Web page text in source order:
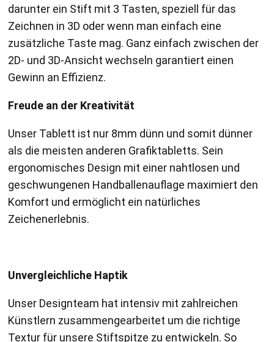
darunter ein Stift mit 3 Tasten, speziell für das
Zeichnen in 3D oder wenn man einfach eine
zusätzliche Taste mag. Ganz einfach zwischen der
2D- und 3D-Ansicht wechseln garantiert einen
Gewinn an Effizienz.
Freude an der Kreativität
Unser Tablett ist nur 8mm dünn und somit dünner
als die meisten anderen Grafiktabletts. Sein
ergonomisches Design mit einer nahtlosen und
geschwungenen Handballenauflage maximiert den
Komfort und ermöglicht ein natürliches
Zeichenerlebnis.
Unvergleichliche Haptik
Unser Designteam hat intensiv mit zahlreichen
Künstlern zusammengearbeitet um die richtige
Textur für unsere Stiftspitze zu entwickeln. So